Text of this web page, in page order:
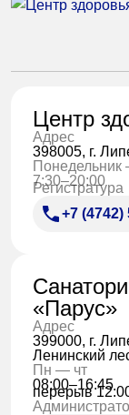
Центр
Адрес
398005, г.
Понедельник
7:30–20:00
Регистратура
+7 (4742)
«Парус»
Адрес
399000, г.
Ленинский
Пн — чт
08:00–16:45
перерыв